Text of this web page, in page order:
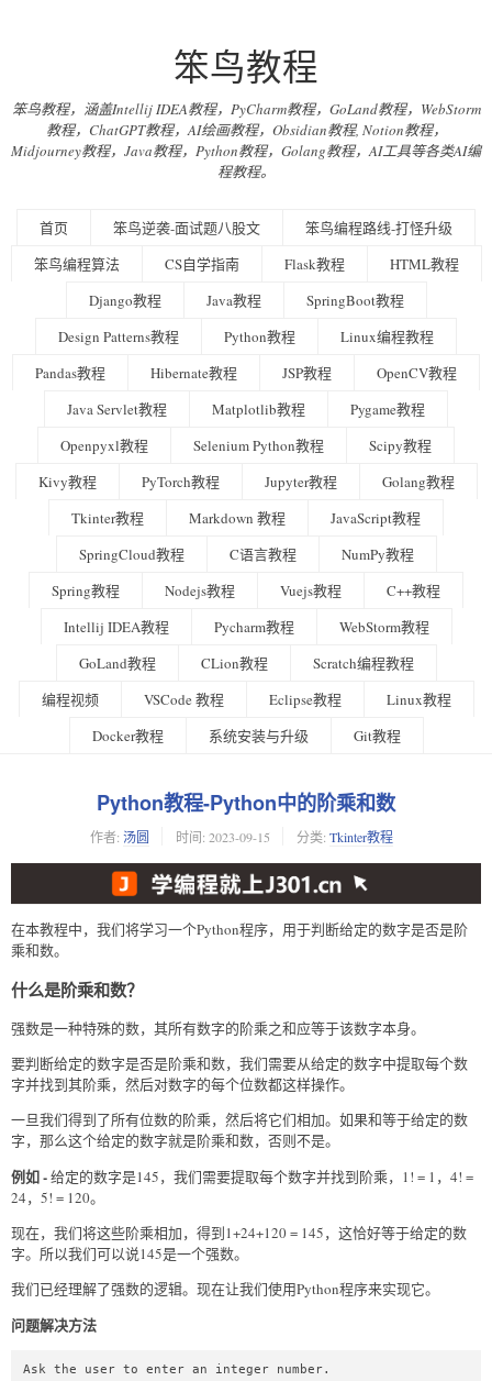
笨鸟教程
笨鸟教程，涵盖Intellij IDEA教程，PyCharm教程，GoLand教程，WebStorm
教程，ChatGPT教程，AI绘画教程，Obsidian教程, Notion教程，
Midjourney教程，Java教程，Python教程，Golang教程，AI工具等各类AI编
程教程。
首页 笨鸟逆袭-面试题八股文
笨鸟编程路线-打怪升级
笨鸟编程算法
CS自学指南 Flask教程
HTML教程
Django教程
Java教程
SpringBoot教程
Design Patterns教程
Python教程
Linux编程教程
Pandas教程
Hibernate教程 JSP教程
OpenCV教程
Java Servlet教程
Matplotlib教程
Pygame教程
Openpyxl教程
Selenium Python教程
Scipy教程
Kivy教程
PyTorch教程 Jupyter教程
Golang教程
Tkinter教程
Markdown 教程
JavaScript教程
SpringCloud教程
C语言教程
NumPy教程
Spring教程
Nodejs教程 Vuejs教程
C++教程
Intellij IDEA教程
Pycharm教程
WebStorm教程
GoLand教程
CLion教程
Scratch编程教程
编程视频
VSCode 教程 Eclipse教程
Linux教程
Docker教程
系统安装与升级 Git教程
Python教程-Python中的阶乘和数
作者: 汤圆 时间: 2023-09-15 分类: Tkinter教程
在本教程中，我们将学习一个Python程序，用于判断给定的数字是否是阶
乘和数。
什么是阶乘和数？
强数是一种特殊的数，其所有数字的阶乘之和应等于该数字本身。
要判断给定的数字是否是阶乘和数，我们需要从给定的数字中提取每个数
字并找到其阶乘，然后对数字的每个位数都这样操作。
一旦我们得到了所有位数的阶乘，然后将它们相加。如果和等于给定的数
字，那么这个给定的数字就是阶乘和数，否则不是。
例如 -给定的数字是145，我们需要提取每个数字并找到阶乘，1! = 1，4! =
24，5! = 120。
现在，我们将这些阶乘相加，得到1+24+120 = 145，这恰好等于给定的数
字。所以我们可以说145是一个强数。
我们已经理解了强数的逻辑。现在让我们使用Python程序来实现它。
问题解决方法
Ask the user to enter an integer number.